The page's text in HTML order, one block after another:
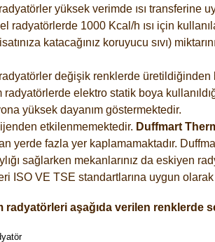
yüksek verimde ısı transferine
radyatörlerde 1000 Kcal/h ısı için
katacağınız koruyucu sıvı)
değişik renklerde
radyatörlerde elektro statik boya
yüksek dayanım göstermektedir.
etkilenmemektedir. Duffmart
yerde fazla yer kaplamamaktadır.
sağlarken mekanlarınız da eskiyen
ISO VE TSE standartlarına uygun
radyatörleri aşağıda verilen renklerde